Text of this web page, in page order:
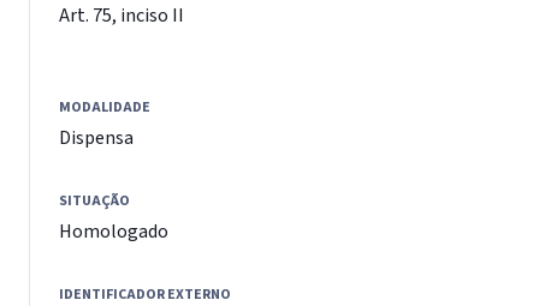
Art. 75, inciso II
MODALIDADE
Dispensa
SITUAÇÃO
Homologado
IDENTIFICADOR EXTERNO